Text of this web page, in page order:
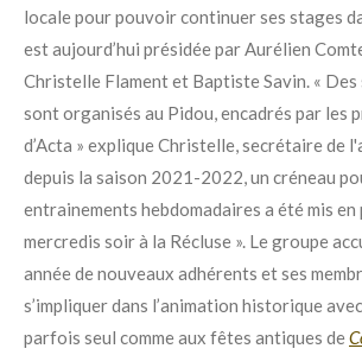
locale pour pouvoir continuer ses stages
est aujourd’hui présidée par Aurélien
Christelle Flament et Baptiste Savin. « Des
sont organisés au Pidou, encadrés par les
d’Acta » explique Christelle, secrétaire de
depuis la saison 2021-2022, un créneau
entrainements hebdomadaires a été mis en
mercredis soir à la Récluse ». Le groupe
année de nouveaux adhérents et ses
s’impliquer dans l’animation historique
parfois seul comme aux fêtes antiques de